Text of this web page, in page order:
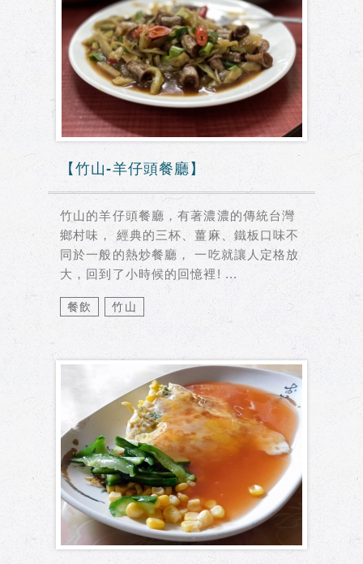
【竹山-羊仔頭餐廳】
竹山的羊仔頭餐廳，有著濃濃的傳統台灣
鄉村味， 經典的三杯、薑麻、鐵板口味不
同於一般的熱炒餐廳， 一吃就讓人定格放
大，回到了小時候的回憶裡! ...
餐飲 竹山